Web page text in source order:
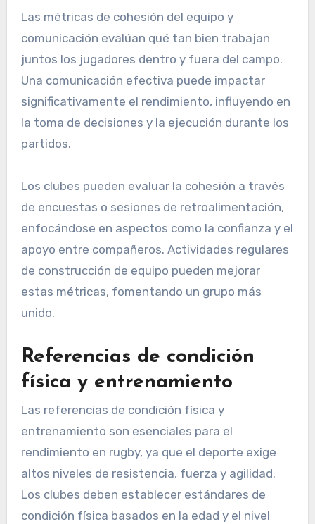
Las métricas de cohesión del equipo y
comunicación evalúan qué tan bien trabajan
juntos los jugadores dentro y fuera del campo.
Una comunicación efectiva puede impactar
significativamente el rendimiento, influyendo en
la toma de decisiones y la ejecución durante los
partidos.
Los clubes pueden evaluar la cohesión a través
de encuestas o sesiones de retroalimentación,
enfocándose en aspectos como la confianza y el
apoyo entre compañeros. Actividades regulares
de construcción de equipo pueden mejorar
estas métricas, fomentando un grupo más
unido.
Referencias de condición
física y entrenamiento
Las referencias de condición física y
entrenamiento son esenciales para el
rendimiento en rugby, ya que el deporte exige
altos niveles de resistencia, fuerza y agilidad.
Los clubes deben establecer estándares de
condición física basados en la edad y el nivel